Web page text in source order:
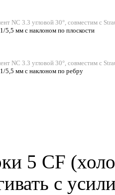
NC 3.3 угловой 30°, совместим с
5,5 мм с наклоном по плоскости
NC 3.3 угловой 30°, совместим с
5,5 мм с наклоном по ребру
5 CF
с